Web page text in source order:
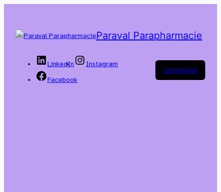
Paraval Parapharmacie
LinkedIn
Instagram
Facebook
Connexion